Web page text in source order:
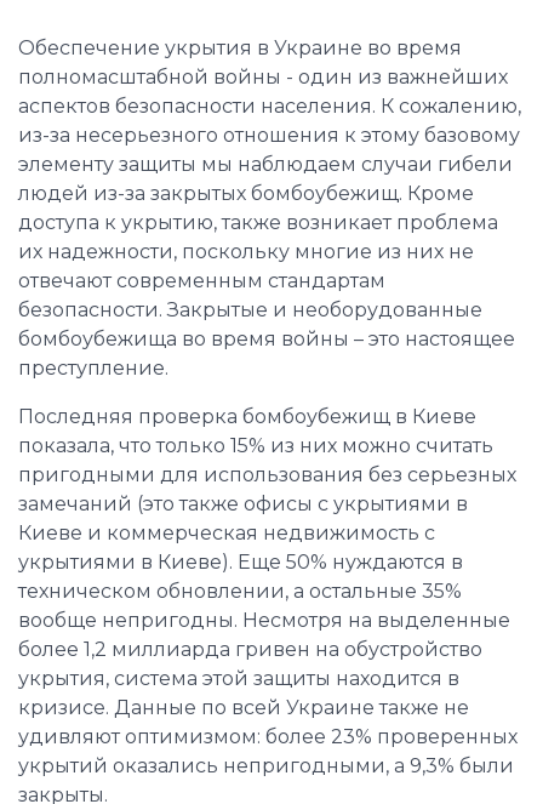
Обеспечение укрытия в Украине во время
полномасштабной войны - один из важнейших
аспектов безопасности населения. К сожалению,
из-за несерьезного отношения к этому базовому
элементу защиты мы наблюдаем случаи гибели
людей из-за закрытых бомбоубежищ. Кроме
доступа к укрытию, также возникает проблема
их надежности, поскольку многие из них не
отвечают современным стандартам
безопасности. Закрытые и необорудованные
бомбоубежища во время войны – это настоящее
преступление.
Последняя проверка бомбоубежищ в Киеве
показала, что только 15% из них можно считать
пригодными для использования без серьезных
замечаний (это также офисы с укрытиями в
Киеве и коммерческая недвижимость с
укрытиями в Киеве). Еще 50% нуждаются в
техническом обновлении, а остальные 35%
вообще непригодны. Несмотря на выделенные
более 1,2 миллиарда гривен на обустройство
укрытия, система этой защиты находится в
кризисе. Данные по всей Украине также не
удивляют оптимизмом: более 23% проверенных
укрытий оказались непригодными, а 9,3% были
закрыты.